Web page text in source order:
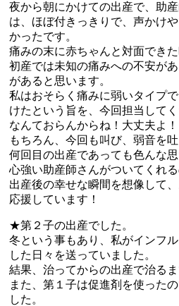
夜から朝にかけての出産で、助
は、ほぼ付きっきりで、声かけ
かったです。
痛みの末に赤ちゃんと対面でき
初産では未知の痛みへの不安が
があると思います。
私はおそらく痛みに弱いタイプ
けたという旨を、今回担当して
なんておらんからね！大丈夫よ
もちろん、今回も叫び、弱音を
何回目の出産であっても色んな
心強い助産師さんがついてくれ
出産後の幸せな瞬間を想像して
応援しています！
★第２子の出産でした。
冬という事もあり、私がインフ
した日々を送っていました。
結果、治ってからの出産で治る
また、第１子は促進剤を使った
した。